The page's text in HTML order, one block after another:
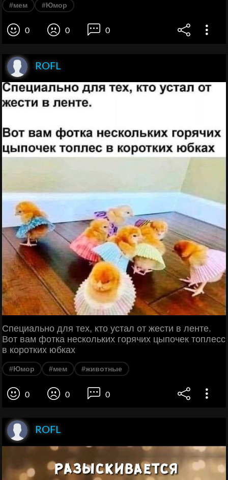
#мем #Юмор
0 0 0
ROFL
Специально для тех, кто устал от жести в ленте.
Вот вам фотка нескольких горячих цыпочек топлесс
в коротких юбках
#Юмор #мем #животные
0 0 0
ROFL